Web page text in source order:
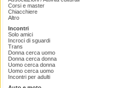
Corsi e master
Chiacchiere
Altro
Incontri
Solo amici
Incroci di sguardi
Trans
Donna cerca uomo
Donna cerca donna
Uomo cerca donna
Uomo cerca uomo
Incontri per adulti